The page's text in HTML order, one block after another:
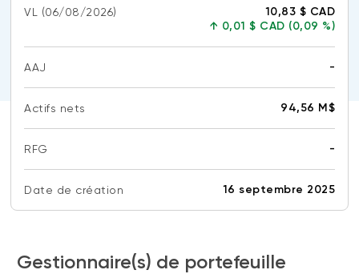
(FNB)
FNB de rotation thématique BNI (NTHM)
SOLUTIONS DE PORTEFEUILLE
Liste des solutions de portefeuille BNI
Portefeuilles FNB BNI
Portefeuilles durables BNI
Vidéos
DOCUMENTS RÉGLEMENTAIRES
Rapports annuels
Addendas
d’intérêts (PDF)
VL (06/08/2026)
10,83 $ CAD
↑ 0,01 $ CAD (0,09 %)
AAJ
-
Actifs nets 94,56 M$
RFG
-
Date de création 16 septembre 2025
Gestionnaire(s) de portefeuille